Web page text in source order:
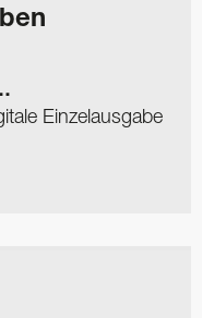
Einzelausgabe